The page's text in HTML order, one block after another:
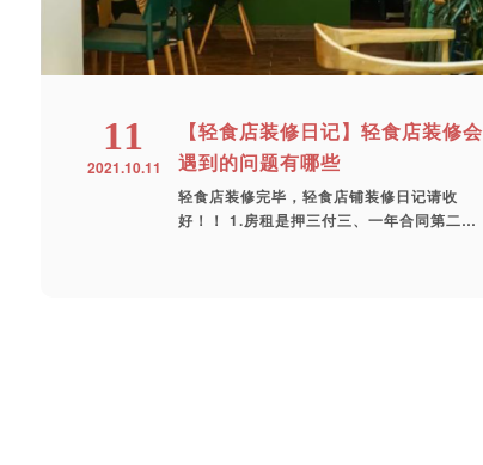
11
2021.10.11
【轻食店装修日记】轻食店装修会
遇到的问题有哪些
轻食店装修完毕，轻食店铺装修日记请收
好！！ 1.房租是押三付三、一年合同第二年